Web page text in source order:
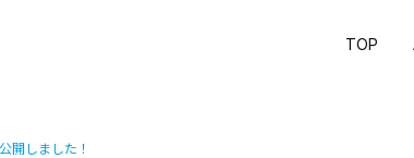
TOP
開しました！